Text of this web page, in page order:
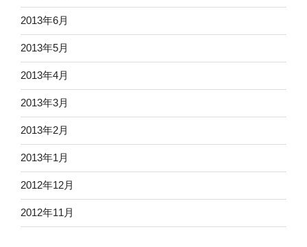
2013年6月
2013年5月
2013年4月
2013年3月
2013年2月
2013年1月
2012年12月
2012年11月